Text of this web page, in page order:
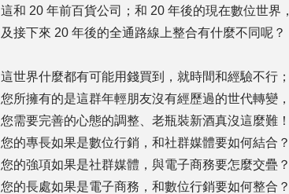
這和 20 年前百貨公司；和 20 年後的現在數位世界，
及接下來 20 年後的全通路線上整合有什麼不同呢？
這世界什麼都有可能用錢買到，就時間和經驗不行；
您所擁有的是這群年輕朋友沒有經歷過的世代轉變，
您需要完善的心態的調整、老瓶裝新酒真沒這麼難！
您的專長如果是數位行銷，和社群媒體要如何結合？
您的強項如果是社群媒體，與電子商務要怎麼交疊？
您的長處如果是電子商務，和數位行銷要如何整合？